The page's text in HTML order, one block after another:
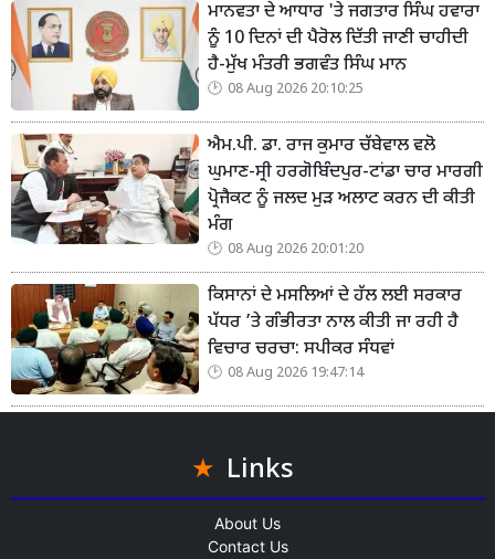
ਮਾਨਵਤਾ ਦੇ ਆਧਾਰ 'ਤੇ ਜਗਤਾਰ ਸਿੰਘ ਹਵਾਰਾ
ਨੂੰ 10 ਦਿਨਾਂ ਦੀ ਪੈਰੋਲ ਦਿੱਤੀ ਜਾਣੀ ਚਾਹੀਦੀ
ਹੈ-ਮੁੱਖ ਮੰਤਰੀ ਭਗਵੰਤ ਸਿੰਘ ਮਾਨ
08 Aug 2026 20:10:25
ਐਮ.ਪੀ. ਡਾ. ਰਾਜ ਕੁਮਾਰ ਚੱਬੇਵਾਲ ਵਲੋ
ਘੁਮਾਣ-ਸ੍ਰੀ ਹਰਗੋਬਿੰਦਪੁਰ-ਟਾਂਡਾ ਚਾਰ ਮਾਰਗੀ
ਪ੍ਰੋਜੈਕਟ ਨੂੰ ਜਲਦ ਮੁੜ ਅਲਾਟ ਕਰਨ ਦੀ ਕੀਤੀ
ਮੰਗ
08 Aug 2026 20:01:20
ਕਿਸਾਨਾਂ ਦੇ ਮਸਲਿਆਂ ਦੇ ਹੱਲ ਲਈ ਸਰਕਾਰ
ਪੱਧਰ ’ਤੇ ਗੰਭੀਰਤਾ ਨਾਲ ਕੀਤੀ ਜਾ ਰਹੀ ਹੈ
ਵਿਚਾਰ ਚਰਚਾ: ਸਪੀਕਰ ਸੰਧਵਾਂ
08 Aug 2026 19:47:14
Links
About Us
Contact Us